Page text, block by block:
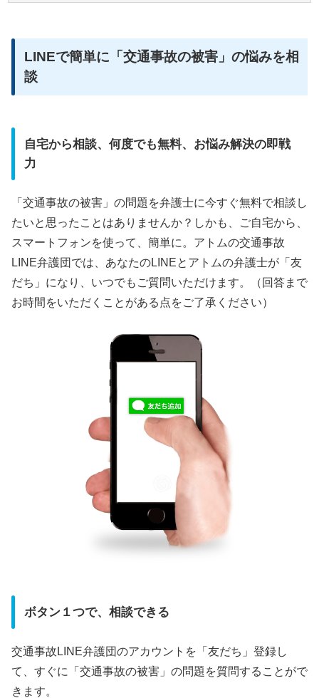
LINEで簡単に「交通事故の被害」の悩みを相
談
自宅から相談、何度でも無料、お悩み解決の即戦
力
「交通事故の被害」の問題を弁護士に今すぐ無料で相談し
たいと思ったことはありませんか？しかも、ご自宅から、
スマートフォンを使って、簡単に。アトムの交通事故
LINE弁護団では、あなたのLINEとアトムの弁護士が「友
だち」になり、いつでもご質問いただけます。（回答まで
お時間をいただくことがある点をご了承ください）
ボタン１つで、相談できる
交通事故LINE弁護団のアカウントを「友だち」登録し
て、すぐに「交通事故の被害」の問題を質問することがで
きます。